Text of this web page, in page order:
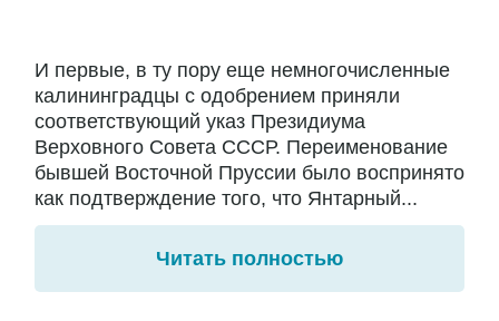
И первые, в ту пору еще немногочисленные
калининградцы с одобрением приняли
соответствующий указ Президиума
Верховного Совета СССР. Переименование
бывшей Восточной Пруссии было воспринято
как подтверждение того, что Янтарный...
Читать полностью